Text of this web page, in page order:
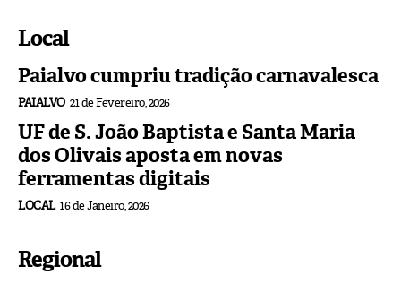
Local
Paialvo cumpriu tradição carnavalesca
PAIALVO 21 de Fevereiro, 2026
UF de S. João Baptista e Santa Maria
dos Olivais aposta em novas
ferramentas digitais
LOCAL 16 de Janeiro, 2026
Regional